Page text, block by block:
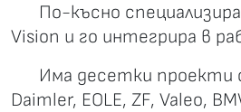
По-късно
Vision и го интегрира в
Има десетки проекти
Daimler, EOLE, ZF, Valeo,